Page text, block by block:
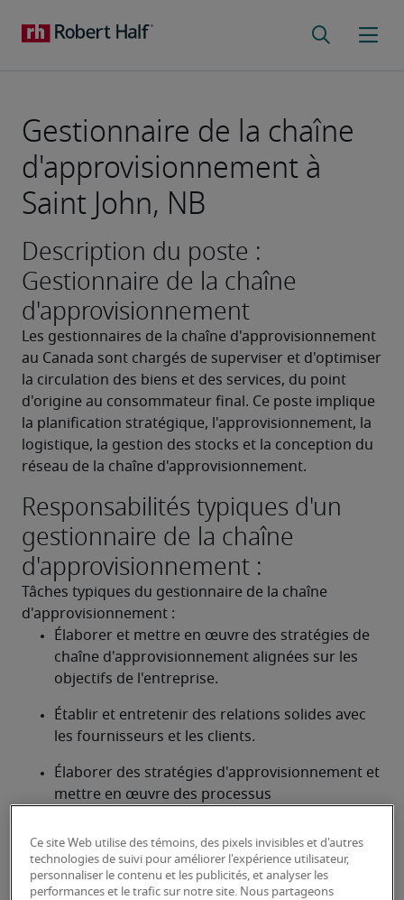
Gestionnaire de la chaîne
d'approvisionnement à
Saint John, NB
Description du poste :
Gestionnaire de la chaîne
d'approvisionnement
Les gestionnaires de la chaîne d'approvisionnement
au Canada sont chargés de superviser et d'optimiser
la circulation des biens et des services, du point
d'origine au consommateur final. Ce poste implique
la planification stratégique, l'approvisionnement, la
logistique, la gestion des stocks et la conception du
réseau de la chaîne d'approvisionnement.
Responsabilités typiques d'un
gestionnaire de la chaîne
d'approvisionnement :
Tâches typiques du gestionnaire de la chaîne
d'approvisionnement :
Élaborer et mettre en œuvre des stratégies de
chaîne d'approvisionnement alignées sur les
objectifs de l'entreprise.
Établir et entretenir des relations solides avec
les fournisseurs et les clients.
Élaborer des stratégies d'approvisionnement et
mettre en œuvre des processus
Assurer la livraison rapide des matériaux et des
services.
Ce site Web utilise des témoins, des pixels invisibles et d'autres
technologies de suivi pour améliorer l'expérience utilisateur,
personnaliser le contenu et les publicités, et analyser les
performances et le trafic sur notre site. Nous partageons